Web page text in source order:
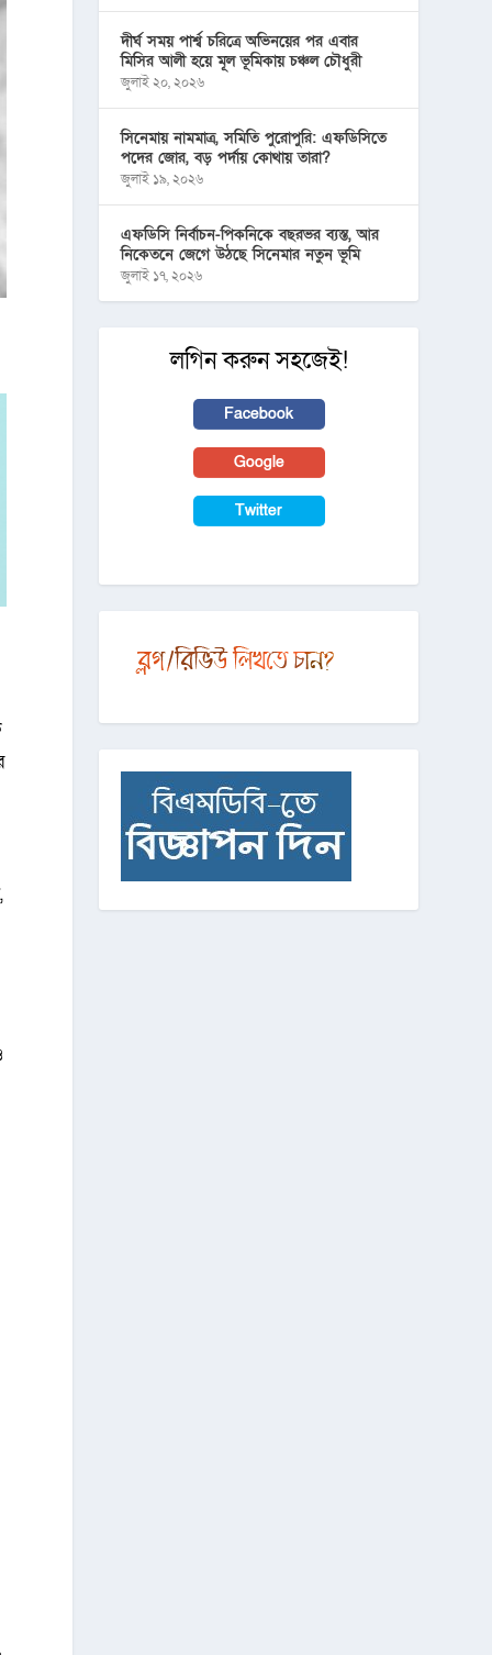
দীর্ঘ সময় পার্শ্ব চরিত্রে অভিনয়ের পর এবার
মিসির আলী হয়ে মূল ভূমিকায় চঞ্চল চৌধুরী
জুলাই ২০, ২০২৬
সিনেমায় নামমাত্র, সমিতি পুরোপুরি: এফডিসিতে
পদের জোর, বড় পর্দায় কোথায় তারা?
জুলাই ১৯, ২০২৬
এফডিসি নির্বাচন-পিকনিকে বছরভর ব্যস্ত, আর
নিকেতনে জেগে উঠছে সিনেমার নতুন ভূমি
জুলাই ১৭, ২০২৬
লগিন করুন সহজেই!
Facebook
Google
Twitter